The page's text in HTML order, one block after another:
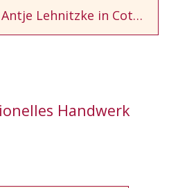
Trachtenservice Antje Lehnitzke in Cottbus
Handwerk